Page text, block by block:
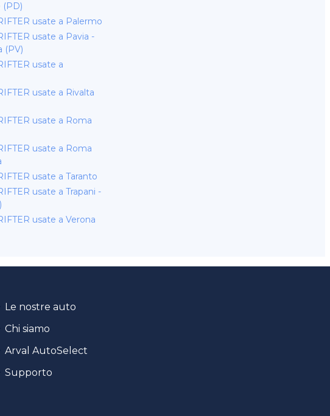
(PD)
usate a Palermo
usate a Pavia -
(PV)
usate a
usate a Rivalta
usate a Roma
usate a Roma
usate a Taranto
usate a Trapani -
usate a Verona
Le nostre auto
Chi siamo
Arval AutoSelect
Supporto